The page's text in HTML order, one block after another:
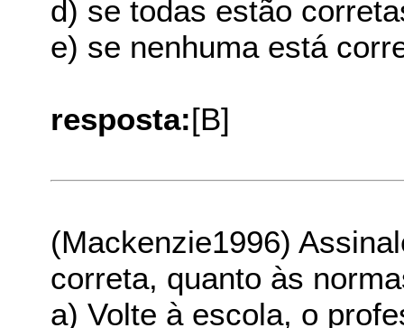
d) se todas estão
e) se nenhuma está
resposta:[B]
(Mackenzie1996)
correta, quanto às
a) Volte à escola, o